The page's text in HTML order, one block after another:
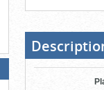
bloc
d'onglets